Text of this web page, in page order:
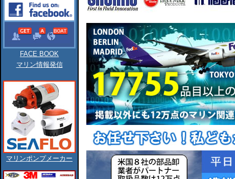
FACE BOOK
マリン情報発信
マリンポンプメーカー